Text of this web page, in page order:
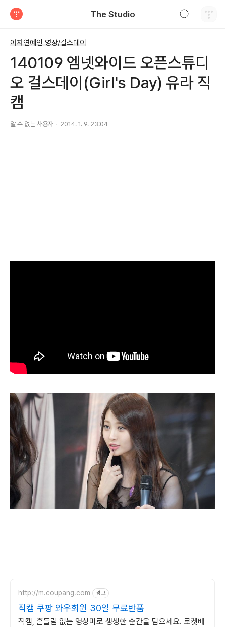
The Studio
여자연예인 영상/걸스데이
140109 엠넷와이드 오픈스튜디
오 걸스데이(Girl's Day) 유라 직
캠
알 수 없는 사용자 2014. 1. 9. 23:04
http://m.coupang.com 광고
직캠 쿠팡 와우회원 30일 무료반품
직캠, 흔들림 없는 영상미로 생생한 순간을 담으세요. 로켓배